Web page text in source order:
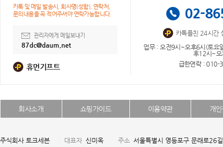
카톡 및 메일 발송시, 회사명(성함), 연락처,
문의내용을 꼭 적어주셔야 연락가능합니다.
관리자에게 메일보내기
87dc@daum.net
휴먼기프트
02-
카톡플친 24시간
업무 : 오전9시~오후6시(토요
후12시~오
급한연락 :
회사소개 쇼핑가이드 이용약관 개
주식회사 토크세븐 대표자 신미옥 주소 서울특별시 영등포구 문래로26